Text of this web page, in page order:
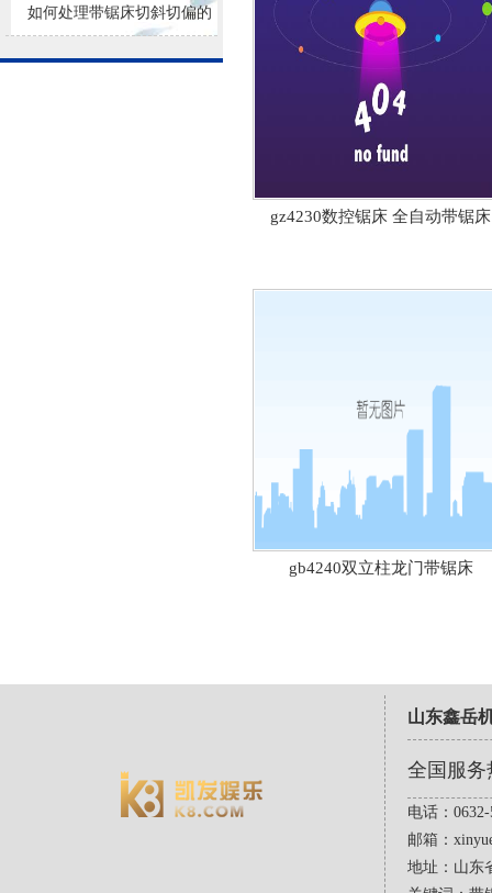
量大小
如何处理带锯床切斜切偏的
问题？
gz4230数控锯床 全自动带锯床
gb4240双立柱龙门带锯床
山东鑫岳
全国服务
电话：0632-
邮箱：
地址：山东